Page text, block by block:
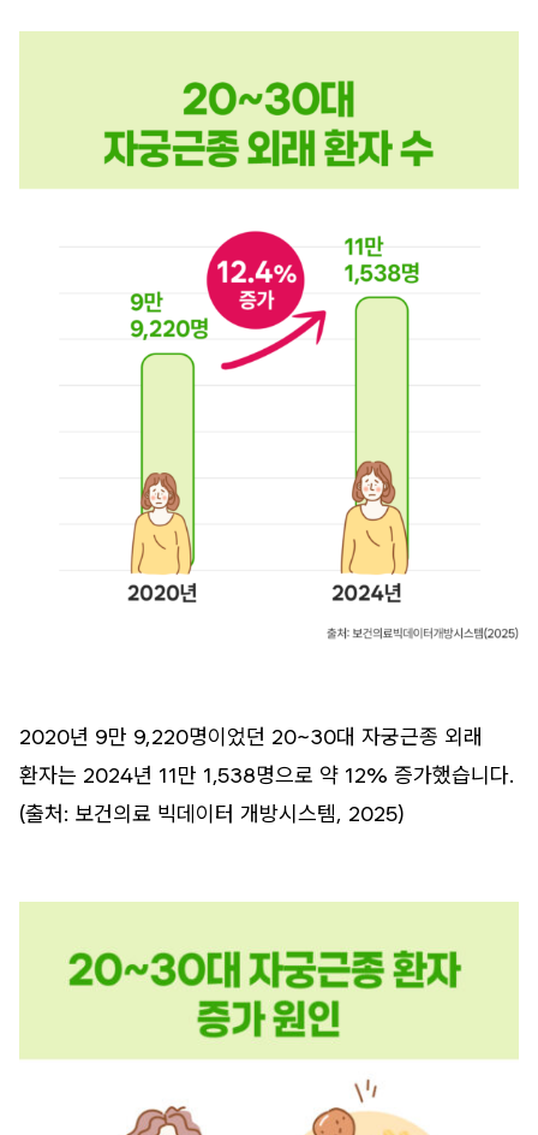
2020년 9만 9,220명이었던 20~30대 자궁근종 외래
환자는 2024년 11만 1,538명으로 약 12% 증가했습니다.
(출처: 보건의료 빅데이터 개방시스템, 2025)